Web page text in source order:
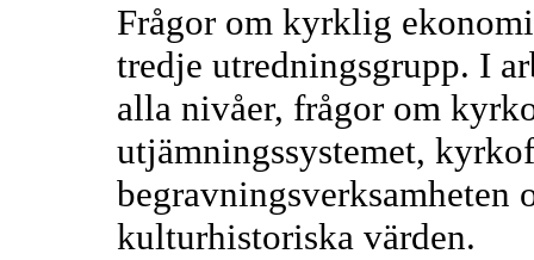
Frågor om kyrklig
tredje utredningsgrupp. I
alla nivåer, frågor om
utjämningssystemet,
begravningsverksamheten
kulturhistoriska värden.